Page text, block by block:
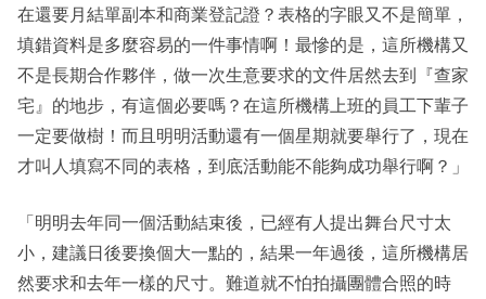
在還要月結單副本和商業登記證？表格的字眼又不是簡單，
填錯資料是多麼容易的一件事情啊！最慘的是，這所機構又
不是長期合作夥伴，做一次生意要求的文件居然去到『查家
宅』的地步，有這個必要嗎？在這所機構上班的員工下輩子
一定要做樹！而且明明活動還有一個星期就要舉行了，現在
才叫人填寫不同的表格，到底活動能不能夠成功舉行啊？」
「明明去年同一個活動結束後，已經有人提出舞台尺寸太
小，建議日後要換個大一點的，結果一年過後，這所機構居
然要求和去年一樣的尺寸。難道就不怕拍攝團體合照的時